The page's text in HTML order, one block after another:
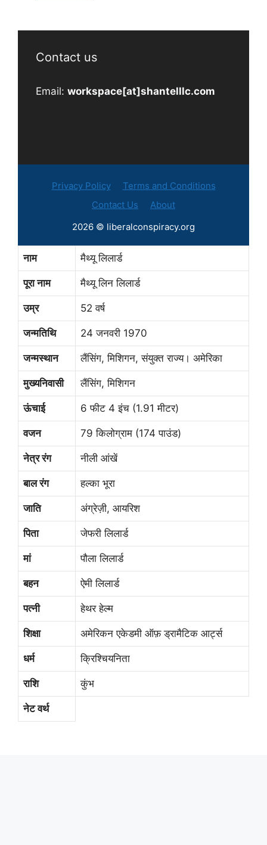
Contact us
Email: workspace[at]shantelllc.com
Privacy Policy
Terms and Conditions
Contact Us
About
2026 © liberalconspiracy.org
नाम मैथ्यू लिलार्ड
पूरा नाम मैथ्यू लिन लिलार्ड
उम्र 52 वर्ष
जन्मतिथि 24 जनवरी 1970
जन्मस्थान लैंसिंग, मिशिगन, संयुक्त राज्य। अमेरिका
मुख्यनिवासी लैंसिंग, मिशिगन
ऊंचाई 6 फीट 4 इंच (1.91 मीटर)
वजन 79 किलोग्राम (174 पाउंड)
नेत्र रंग नीली आंखें
बाल रंग हल्का भूरा
जाति अंग्रेज़ी, आयरिश
पिता जेफरी लिलार्ड
मां पौला लिलार्ड
बहन ऐमी लिलार्ड
पत्नी हेथर हेल्म
शिक्षा अमेरिकन एकेडमी ऑफ़ ड्रामैटिक आर्ट्स
धर्म क्रिश्चियनिता
राशि कुंभ
नेट वर्थ